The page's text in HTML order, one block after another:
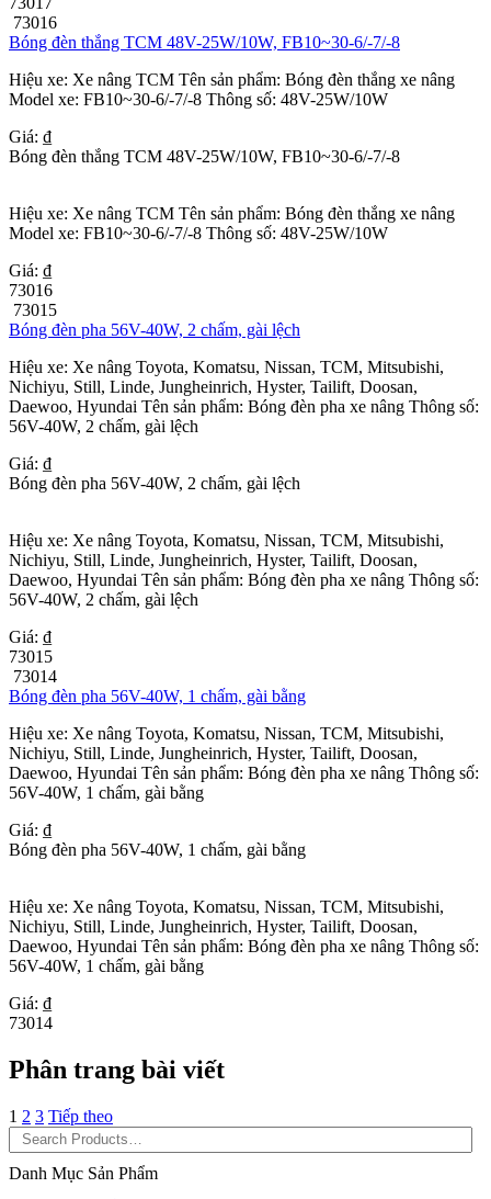
73016
Bóng đèn thắng TCM 48V-25W/10W, FB10~30-6/-7/-8
Hiệu xe: Xe nâng TCM Tên sản phẩm: Bóng đèn thắng xe nâng
Model xe: FB10~30-6/-7/-8 Thông số: 48V-25W/10W
Giá: ₫
Bóng đèn thắng TCM 48V-25W/10W, FB10~30-6/-7/-8
Hiệu xe: Xe nâng TCM Tên sản phẩm: Bóng đèn thắng xe nâng
Model xe: FB10~30-6/-7/-8 Thông số: 48V-25W/10W
Giá: ₫
73016
73015
Bóng đèn pha 56V-40W, 2 chấm, gài lệch
Hiệu xe: Xe nâng Toyota, Komatsu, Nissan, TCM, Mitsubishi,
Nichiyu, Still, Linde, Jungheinrich, Hyster, Tailift, Doosan,
Daewoo, Hyundai Tên sản phẩm: Bóng đèn pha xe nâng Thông số:
56V-40W, 2 chấm, gài lệch
Giá: ₫
Bóng đèn pha 56V-40W, 2 chấm, gài lệch
Hiệu xe: Xe nâng Toyota, Komatsu, Nissan, TCM, Mitsubishi,
Nichiyu, Still, Linde, Jungheinrich, Hyster, Tailift, Doosan,
Daewoo, Hyundai Tên sản phẩm: Bóng đèn pha xe nâng Thông số:
56V-40W, 2 chấm, gài lệch
Giá: ₫
73015
73014
Bóng đèn pha 56V-40W, 1 chấm, gài bằng
Hiệu xe: Xe nâng Toyota, Komatsu, Nissan, TCM, Mitsubishi,
Nichiyu, Still, Linde, Jungheinrich, Hyster, Tailift, Doosan,
Daewoo, Hyundai Tên sản phẩm: Bóng đèn pha xe nâng Thông số:
56V-40W, 1 chấm, gài bằng
Giá: ₫
Bóng đèn pha 56V-40W, 1 chấm, gài bằng
Hiệu xe: Xe nâng Toyota, Komatsu, Nissan, TCM, Mitsubishi,
Nichiyu, Still, Linde, Jungheinrich, Hyster, Tailift, Doosan,
Daewoo, Hyundai Tên sản phẩm: Bóng đèn pha xe nâng Thông số:
56V-40W, 1 chấm, gài bằng
Giá: ₫
73014
Phân trang bài viết
1 2 3 Tiếp theo
Danh Mục Sản Phẩm